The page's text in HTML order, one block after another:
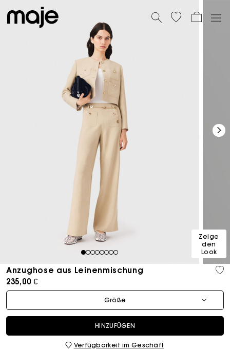
12345678
Zeige
den
Look
Anzughose aus Leinenmischung
235,00 €
Größe
HINZUFÜGEN
Verfügbarkeit im Geschäft